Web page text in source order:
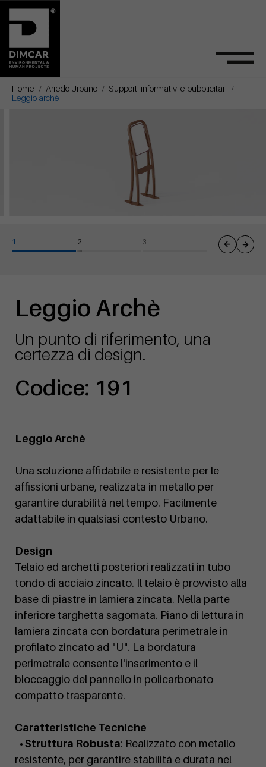
Home Arredo Urbano
Supporti informativi e pubblicitari
Leggio archè
Leggio Archè
Un punto di riferimento, una
certezza di design.
Codice: 191
Leggio Archè
Una soluzione affidabile e resistente per le
affissioni urbane, realizzata in metallo per
garantire durabilità nel tempo. Facilmente
adattabile in qualsiasi contesto Urbano.
Design
Telaio ed archetti posteriori realizzati in tubo
tondo di acciaio zincato. Il telaio è provvisto alla
base di piastre in lamiera zincata. Nella parte
inferiore targhetta sagomata. Piano di lettura in
lamiera zincata con bordatura perimetrale in
profilato zincato ad "U". La bordatura
perimetrale consente l'inserimento e il
bloccaggio del pannello in policarbonato
compatto trasparente.
Caratteristiche Tecniche
• Struttura Robusta: Realizzato con metallo
resistente, per garantire stabilità e durata nel